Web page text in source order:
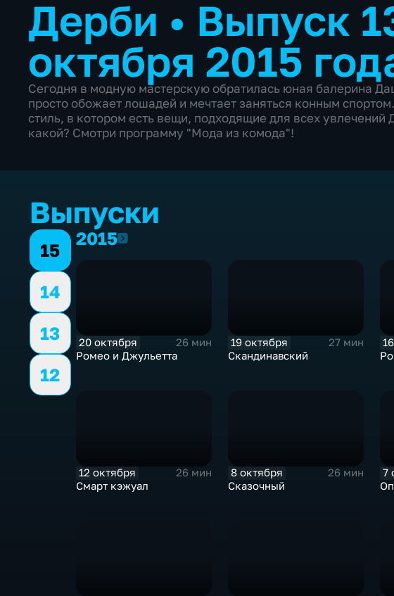
Дерби • Выпуск
октября 2015
Сегодня в модную мастерскую обратилась юная балерина
просто обожает лошадей и мечтает заняться конным
стиль, в котором есть вещи, подходящие для всех увлечений
какой? Смотри программу "Мода из комода"!
Выпуски
15
14
13
12
20152015
20 октября
26 мин
Ромео и Джульетта
19 октября
27 мин
Скандинавский
12 октября
26 мин
Смарт кэжуал
8 октября
26 мин
Сказочный
7